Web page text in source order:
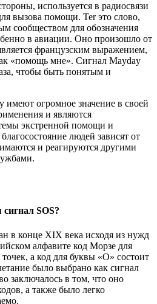
используется в радиосвязи
вызова помощи. Ter это слово,
сообществом для обозначения
в авиации. Оно произошло от
французским выражением,
«помощь мне». Сигнал Mayday
чтобы быть понятым и
имеют огромное значение в своей
и являются
экстренной помощи и
людей зависят от
и реагируются другими
SOS?
в конце XIX века исходя из нужд
алфавите код Морзе для
а код для буквы «О» состоит
было выбрано как сигнал
заключалось в том, что оно
а также было легко